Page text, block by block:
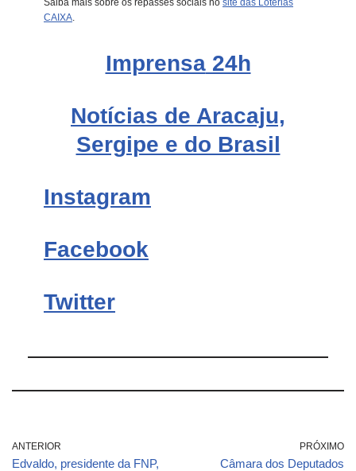
CAIXA
Imprensa24h
Notícias de Aracaju,
Sergipe e do Brasil
Instagram
Facebook
Twitter
ANTERIOR
Edvaldo, presidente da FNP,
PRÓXIMO
Câmara dos Deputados